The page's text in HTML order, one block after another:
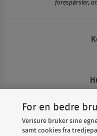
forespørsler,
For en bedre
Verisure bruker sine
samt cookies fra